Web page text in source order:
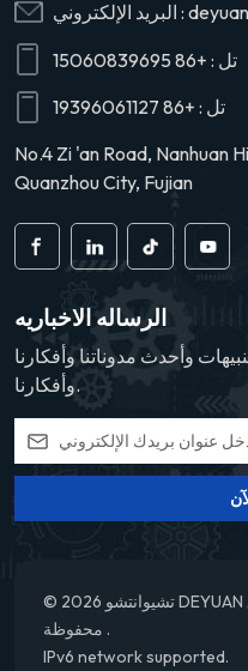
البريد الإلكتروني :
تل : +86 15060839695
تل : +86 19396061127
No.4 Zi 'an Road, Nanhuan
Quanzhou City, Fujian
الرساله الاخباريه
وأحدث مدوناتنا وأفكارنا
وأفكارنا.
© 2026 تشيوانتشو DEYUAN آلات البناء المحدودة. جميع الحقوق
محفوظة .
IPv6 network supported.